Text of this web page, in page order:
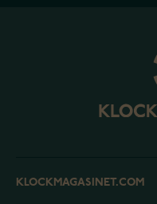
KLOCKMAGASINET.COM